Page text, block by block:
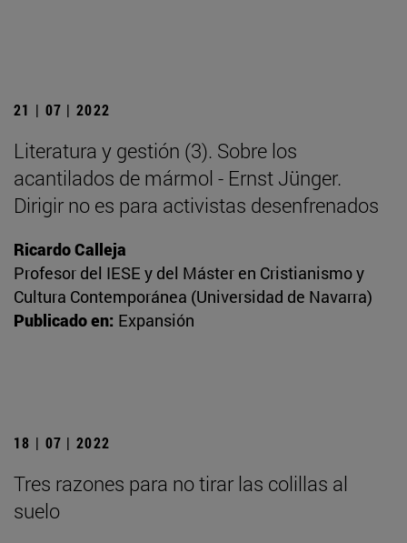
21 | 07 | 2022
Literatura y gestión (3). Sobre los
acantilados de mármol - Ernst Jünger.
Dirigir no es para activistas desenfrenados
Ricardo Calleja
Profesor del IESE y del Máster en Cristianismo y
Cultura Contemporánea (Universidad de Navarra)
Publicado en: Expansión
18 | 07 | 2022
Tres razones para no tirar las colillas al
suelo